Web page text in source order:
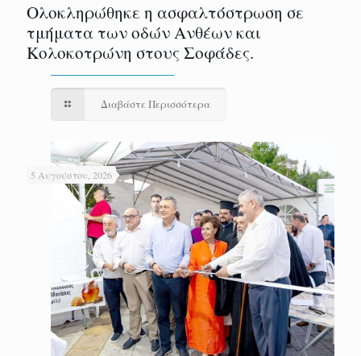
Ολοκληρώθηκε η ασφαλτόστρωση σε
τμήματα των οδών Ανθέων και
Κολοκοτρώνη στους Σοφάδες.
Διαβάστε Περισσότερα
5 Αυγούστου, 2026